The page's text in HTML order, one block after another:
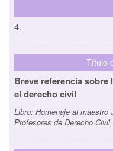
4.
Título
Breve referencia sobre
el derecho civil
Libro: Homenaje al maestro
Profesores de Derecho